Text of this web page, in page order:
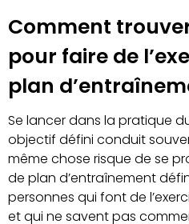
Comment
pour faire de
plan
Se lancer dans la pratique
objectif défini conduit
même chose risque de se
de plan d’entraînement
personnes qui font de
et qui ne savent pas